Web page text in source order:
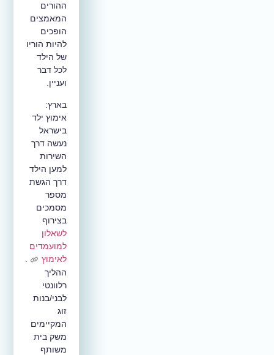
ההורים
המאמצים
הופכים
להיות הוריו
של הילד
לכל דבר
ועניין.
בארץ:
אימוץ ילד
בישראל
נעשה דרך
השירות
למען הילד
דרך הגשת
מספר
מסמכים
בצירוף
לשאלון
למועמדים
לאימוץ
ההליך
רלוונטי
לבני/בנות
זוג
המקיימים
משק בית
משותף